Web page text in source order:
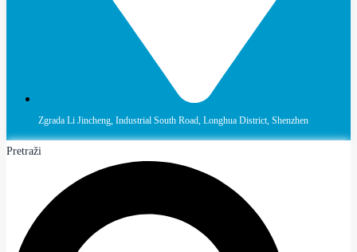
Zgrada Li Jincheng, Industrial South Road, Longhua District, Shenzhen
Pretraži